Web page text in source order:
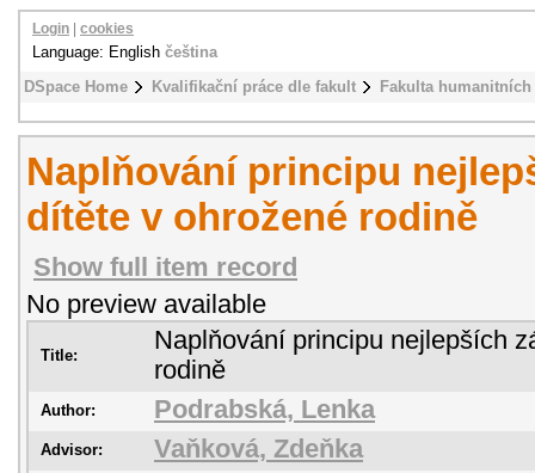
DSpace Home Kvalifikační práce dle fakult Fakulta
Login cookies
Language: English čeština
Naplňování principu
dítěte v ohrožené rodině
Show full item record
No preview available
Title:
Naplňování principu nejlepších
rodině
Author: Podrabská, Lenka
Advisor: Vaňková, Zdeňka